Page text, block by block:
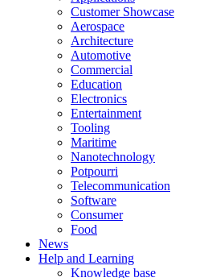
Customer Showcase
Aerospace
Architecture
Automotive
Commercial
Education
Electronics
Entertainment
Tooling
Maritime
Nanotechnology
Potpourri
Telecommunication
Software
Consumer
Food
News
Help and Learning
Knowledge base